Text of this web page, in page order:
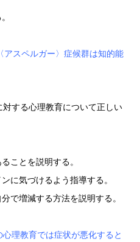
スペルガー〉症候群は知的能
する心理教育について正しい
ことを説明する。
に気づけるよう指導する。
で増減する方法を説明する。
理教育では症状が悪化すると